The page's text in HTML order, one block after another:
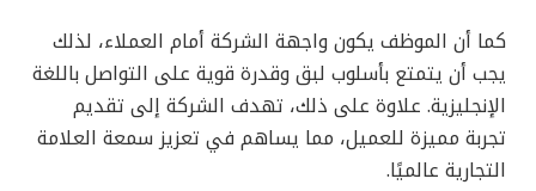
كما أن الموظف يكون واجهة الشركة أمام العملاء، لذلك
يجب أن يتمتع بأسلوب لبق وقدرة قوية على التواصل باللغة
الإنجليزية. علاوة على ذلك، تهدف الشركة إلى تقديم
تجربة مميزة للعميل، مما يساهم في تعزيز سمعة العلامة
التجارية عالميًا.